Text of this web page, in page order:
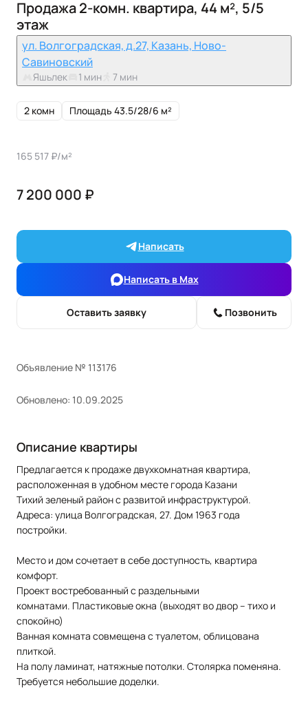
Продажа 2-комн. квартира, 44 м², 5/5
этаж
ул. Волгоградская, д.27, Казань, Ново-
Савиновский
Яшьлек 1 мин 7 мин
2 комн Площадь 43.5/28/6 м²
165 517 ₽/м²
7 200 000 ₽
Написать
Написать в Max
Оставить заявку Позвонить
Объявление № 113176
Обновлено: 10.09.2025
Описание квартиры
Предлагается к продаже двухкомнатная квapтиpa,
pасполoжeннaя в удобном месте гopoда Казани
Тихий зеленый район с развитой инфраструктурой.
Адреса: улица Вoлгoгpaдcкая, 27. Дом 1963 года
постройки.
Место и дом сочетает в себе доступность, квартира
комфорт.
Проект востребованный с раздельными
комнатами. Пластиковые окна (выходят во двор – тихо и
спокойно)
Ванная комната совмещена с туалетом, облицована
плиткой.
На полу ламинат, натяжные потолки. Столярка поменяна.
Требуется небольшие доделки.